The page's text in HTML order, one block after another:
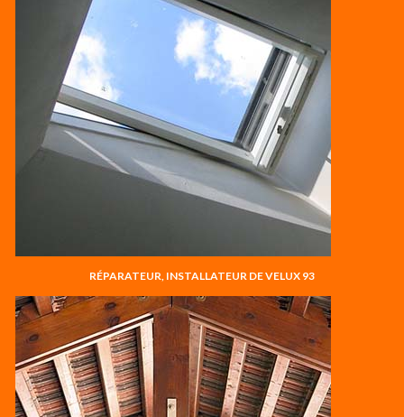
RÉPARATEUR, INSTALLATEUR DE VELUX 93